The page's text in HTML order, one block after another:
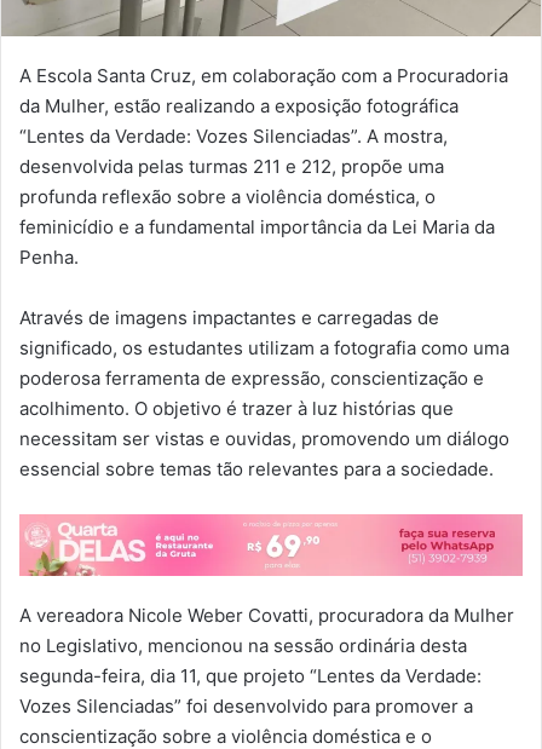
A Escola Santa Cruz, em colaboração com a Procuradoria
da Mulher, estão realizando a exposição fotográfica
“Lentes da Verdade: Vozes Silenciadas”. A mostra,
desenvolvida pelas turmas 211 e 212, propõe uma
profunda reflexão sobre a violência doméstica, o
feminicídio e a fundamental importância da Lei Maria da
Penha.
Através de imagens impactantes e carregadas de
significado, os estudantes utilizam a fotografia como uma
poderosa ferramenta de expressão, conscientização e
acolhimento. O objetivo é trazer à luz histórias que
necessitam ser vistas e ouvidas, promovendo um diálogo
essencial sobre temas tão relevantes para a sociedade.
A vereadora Nicole Weber Covatti, procuradora da Mulher
no Legislativo, mencionou na sessão ordinária desta
segunda-feira, dia 11, que projeto “Lentes da Verdade:
Vozes Silenciadas” foi desenvolvido para promover a
conscientização sobre a violência doméstica e o